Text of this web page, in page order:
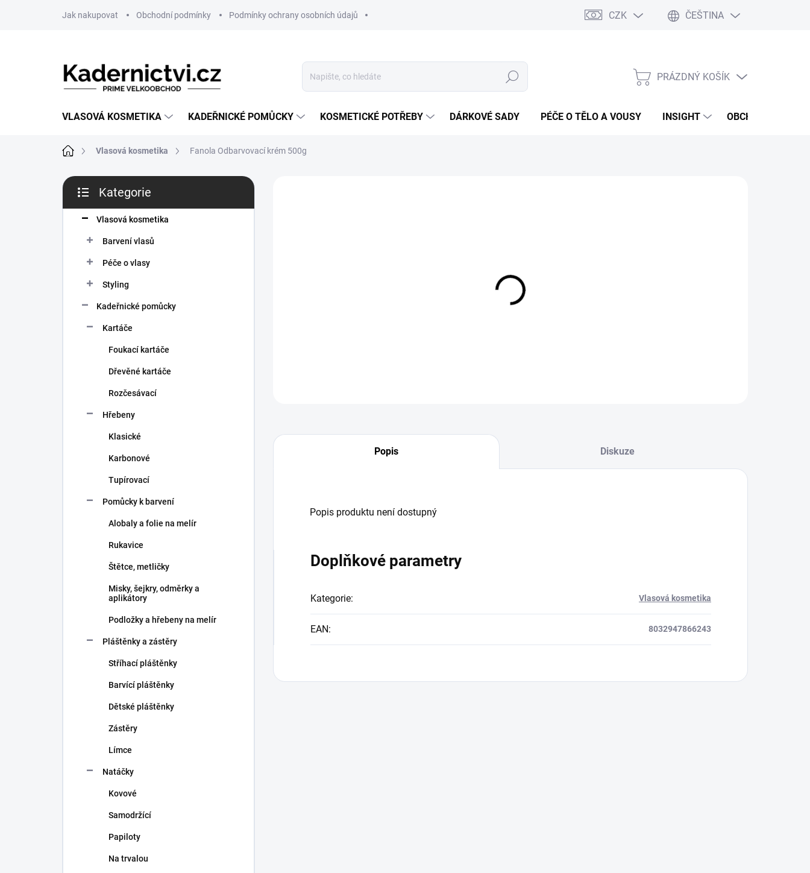
Jak nakupovat Obchodní podmínky Podmínky ochrany osobních údajů CZK ČEŠTINA
Hledat
NÁKUPNÍ
PRÁZDNÝ KOŠÍK
VLASOVÁ KOSMETIKA KADEŘNICKÉ POMŮCKY KOSMETICKÉ POTŘEBY DÁRKOVÉ SADY PÉČE O TĚLO A VOUSY INSIGHT OBCHODNÍ
Domů Vlasová kosmetika Fanola Odbarvovací krém 500g
P
s
kategorie
Kategorie
Vlasová kosmetika
Barvení vlasů
Péče o vlasy
Styling
Kadeřnické pomůcky
Kartáče
Foukací kartáče
Dřevěné kartáče
Rozčesávací
Hřebeny
Klasické
Karbonové
Tupírovací
Pomůcky k barvení
Alobaly a folie na melír
Rukavice
Štětce, metličky
Misky, šejkry, odměrky a
aplikátory
Podložky a hřebeny na melír
Pláštěnky a zástěry
Stříhací pláštěnky
Barvící pláštěnky
Dětské pláštěnky
Zástěry
Límce
Natáčky
Kovové
Samodržící
Papiloty
Na trvalou
12.08.2026
Popis Diskuze
Popis produktu není dostupný
Doplňkové parametry
Kategorie: Vlasová kosmetika
EAN: 8032947866243